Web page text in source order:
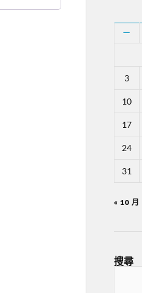
一
3
10
17
24
31
« 10 月
搜尋